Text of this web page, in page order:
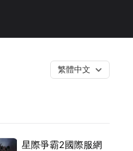
繁體中文
星際爭霸2國際服網